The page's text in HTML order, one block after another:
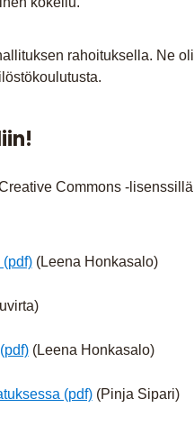
rahoituksella. Ne
Commons -lisenssillä
(Leena Honkasalo)
(Leena Honkasalo)
(pdf)(Pinja Sipari)